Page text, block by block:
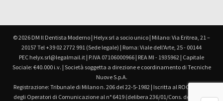
© 2026 DM Il Dentista Moderno | Helyx srl a socio unico | Milano: Via Eritrea, 21 –
20157 Tel +39 02 2772 991 (Sede legale) | Roma: Viale dell'Arte, 25 - 00144
PEC helyx.srl@legalmail.it | P.IVA 07106000966 | REA MI - 1935962 | Capitale
Sociale: €40.000 i.v. | Società soggetta a direzione e coordinamento di Tecniche
Nuove S.p.A.
Registrazione: Tribunale di Milano n. 206 del 22-5-1982 | Iscritta al ROC Registro
degli Operatori di Comunicazione al n° 6419 (delibera 236/01/Cons. del 30.6.01